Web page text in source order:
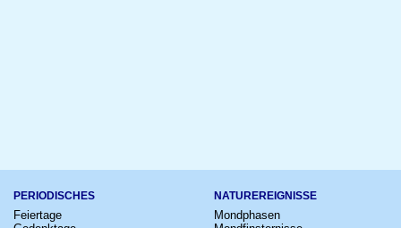
PERIODISCHES
Feiertage
NATUREREIGNISSE
Mondphasen